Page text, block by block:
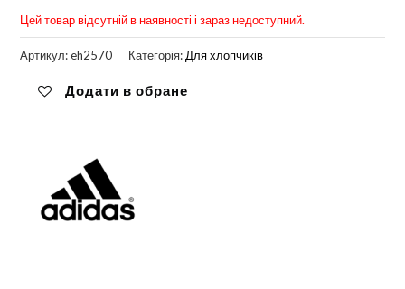
Цей товар відсутній в наявності і зараз недоступний.
Артикул:eh2570 Категорія: Для хлопчиків
Додати в обране